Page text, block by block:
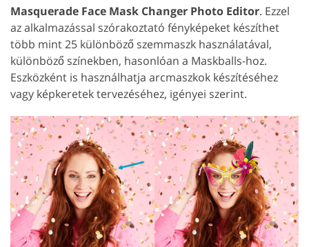
Masquerade Face Mask Changer Photo Editor. Ezzel
az alkalmazással szórakoztató fényképeket készíthet
több mint 25 különböző szemmaszk használatával,
különböző színekben, hasonlóan a Maskballs-hoz.
Eszközként is használhatja arcmaszkok készítéséhez
vagy képkeretek tervezéséhez, igényei szerint.